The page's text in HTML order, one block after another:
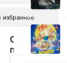
избранное
Солдат
по